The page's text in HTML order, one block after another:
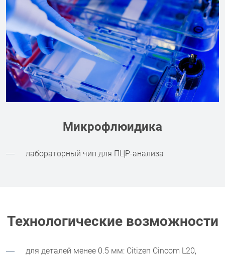
Микрофлюидика
лабораторный чип для ПЦР-анализа
Технологические возможности
для деталей менее 0.5 мм: Citizen Cincom L20,